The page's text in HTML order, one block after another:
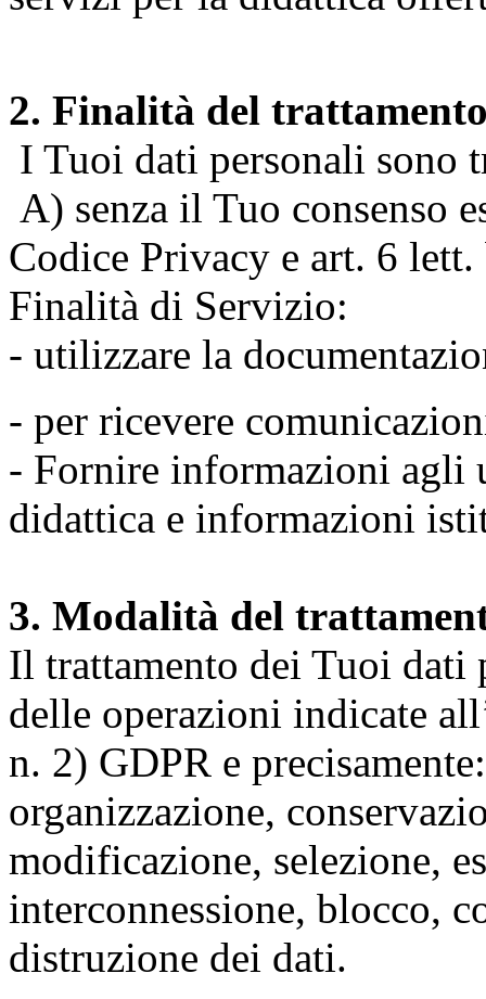
2. Finalità del
I Tuoi dati personali sono
A) senza il Tuo consenso
Codice Privacy e art. 6
Finalità di Servizio:
- utilizzare la
- per ricevere
- Fornire informazioni agli
didattica e informazioni
3. Modalità del
Il trattamento dei Tuoi dati
delle operazioni indicate
n. 2) GDPR e
organizzazione,
modificazione, selezione,
interconnessione, blocco,
distruzione dei dati.